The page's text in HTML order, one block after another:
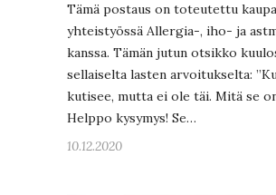
Tämä postaus on toteutettu
yhteistyössä Allergia-, iho- ja
kanssa. Tämän jutun otsikko
sellaiselta lasten arvoitukselta:
kutisee, mutta ei ole täi. Mitä se
Helppo kysymys! Se…
10.12.2020